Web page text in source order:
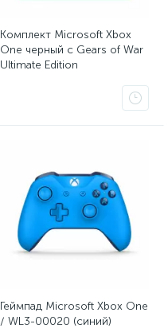
Комплект Microsoft Xbox
One черный с Gears of War
Ultimate Edition
Геймпад Microsoft Xbox One
/ WL3-00020 (синий)